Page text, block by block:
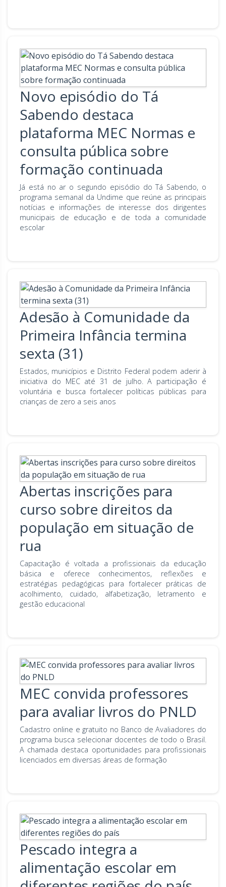
Novo episódio do Tá
Sabendo destaca
plataforma MEC Normas e
consulta pública sobre
formação continuada
Já está no ar o segundo episódio do Tá Sabendo, o
programa semanal da Undime que reúne as principais
notícias e informações de interesse dos dirigentes
municipais de educação e de toda a comunidade
escolar
Adesão à Comunidade da
Primeira Infância termina
sexta (31)
Estados, municípios e Distrito Federal podem aderir à
iniciativa do MEC até 31 de julho. A participação é
voluntária e busca fortalecer políticas públicas para
crianças de zero a seis anos
Abertas inscrições para
curso sobre direitos da
população em situação de
rua
Capacitação é voltada a profissionais da educação
básica e oferece conhecimentos, reflexões e
estratégias pedagógicas para fortalecer práticas de
acolhimento, cuidado, alfabetização, letramento e
gestão educacional
MEC convida professores
para avaliar livros do PNLD
Cadastro online e gratuito no Banco de Avaliadores do
programa busca selecionar docentes de todo o Brasil.
A chamada destaca oportunidades para profissionais
licenciados em diversas áreas de formação
Pescado integra a
alimentação escolar em